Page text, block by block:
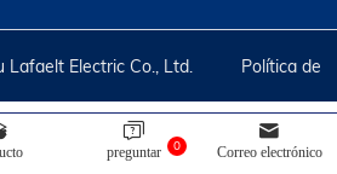
Lafaelt Electric Co., Ltd. Política de
Alimentado porBontop
0
preguntar Correo electrónico